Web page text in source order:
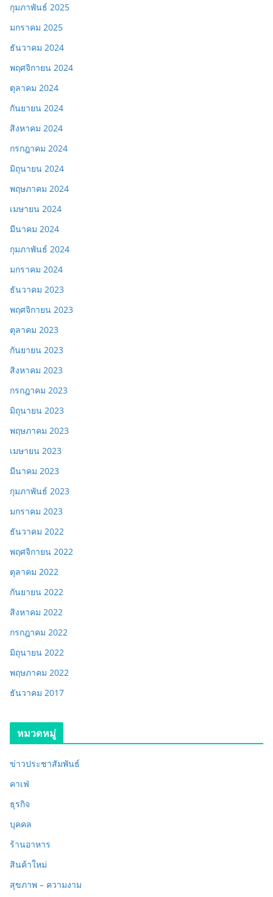
กุมภาพันธ์ 2025
มกราคม 2025
ธันวาคม 2024
พฤศจิกายน 2024
ตุลาคม 2024
กันยายน 2024
สิงหาคม 2024
กรกฎาคม 2024
มิถุนายน 2024
พฤษภาคม 2024
เมษายน 2024
มีนาคม 2024
กุมภาพันธ์ 2024
มกราคม 2024
ธันวาคม 2023
พฤศจิกายน 2023
ตุลาคม 2023
กันยายน 2023
สิงหาคม 2023
กรกฎาคม 2023
มิถุนายน 2023
พฤษภาคม 2023
เมษายน 2023
มีนาคม 2023
กุมภาพันธ์ 2023
มกราคม 2023
ธันวาคม 2022
พฤศจิกายน 2022
ตุลาคม 2022
กันยายน 2022
สิงหาคม 2022
กรกฎาคม 2022
มิถุนายน 2022
พฤษภาคม 2022
ธันวาคม 2017
หมวดหมู่
ข่าวประชาสัมพันธ์
คาเฟ่
ธุรกิจ
บุคคล
ร้านอาหาร
สินค้าใหม่
สุขภาพ – ความงาม